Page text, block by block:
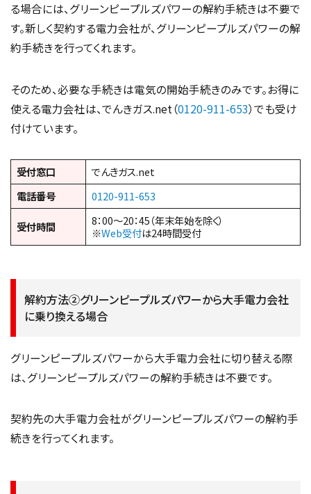
る場合には、グリーンピープルズパワーの解約手続きは不要で
す。新しく契約する電力会社が、グリーンピープルズパワーの解
約手続きを行ってくれます。
そのため、必要な手続きは電気の開始手続きのみです。お得に
使える電力会社は、でんきガス.net（0120-911-653）でも受け
付けています。
受付窓口
でんきガス.net
電話番号
0120-911-653
受付時間
8：00～20：45（年末年始を除く）
※Web受付は24時間受付
解約方法②グリーンピープルズパワーから大手電力会社
に乗り換える場合
グリーンピープルズパワーから大手電力会社に切り替える際
は、グリーンピープルズパワーの解約手続きは不要です。
契約先の大手電力会社がグリーンピープルズパワーの解約手
続きを行ってくれます。